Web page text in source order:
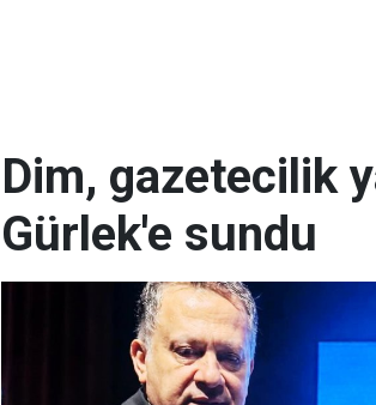
Dim, gazetecilik
Gürlek'e sundu